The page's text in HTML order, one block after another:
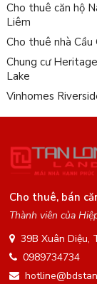
Cho thuê căn hộ
Liêm
Cho thuê nhà Cầu
Chung cư
Lake
Vinhomes
Cho thuê, bán
Thành viên của
39B Xuân Diệu,
0989734734